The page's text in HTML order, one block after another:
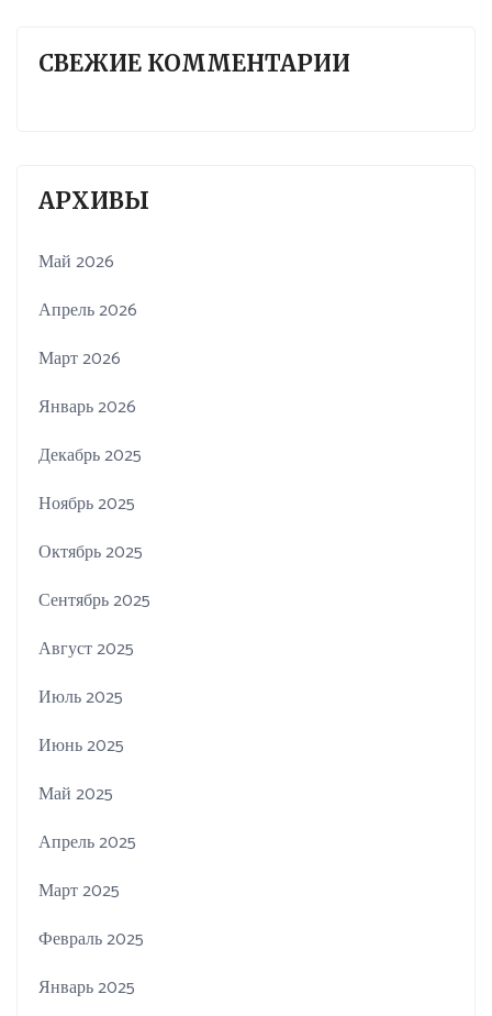
СВЕЖИЕ КОММЕНТАРИИ
АРХИВЫ
Май 2026
Апрель 2026
Март 2026
Январь 2026
Декабрь 2025
Ноябрь 2025
Октябрь 2025
Сентябрь 2025
Август 2025
Июль 2025
Июнь 2025
Май 2025
Апрель 2025
Март 2025
Февраль 2025
Январь 2025